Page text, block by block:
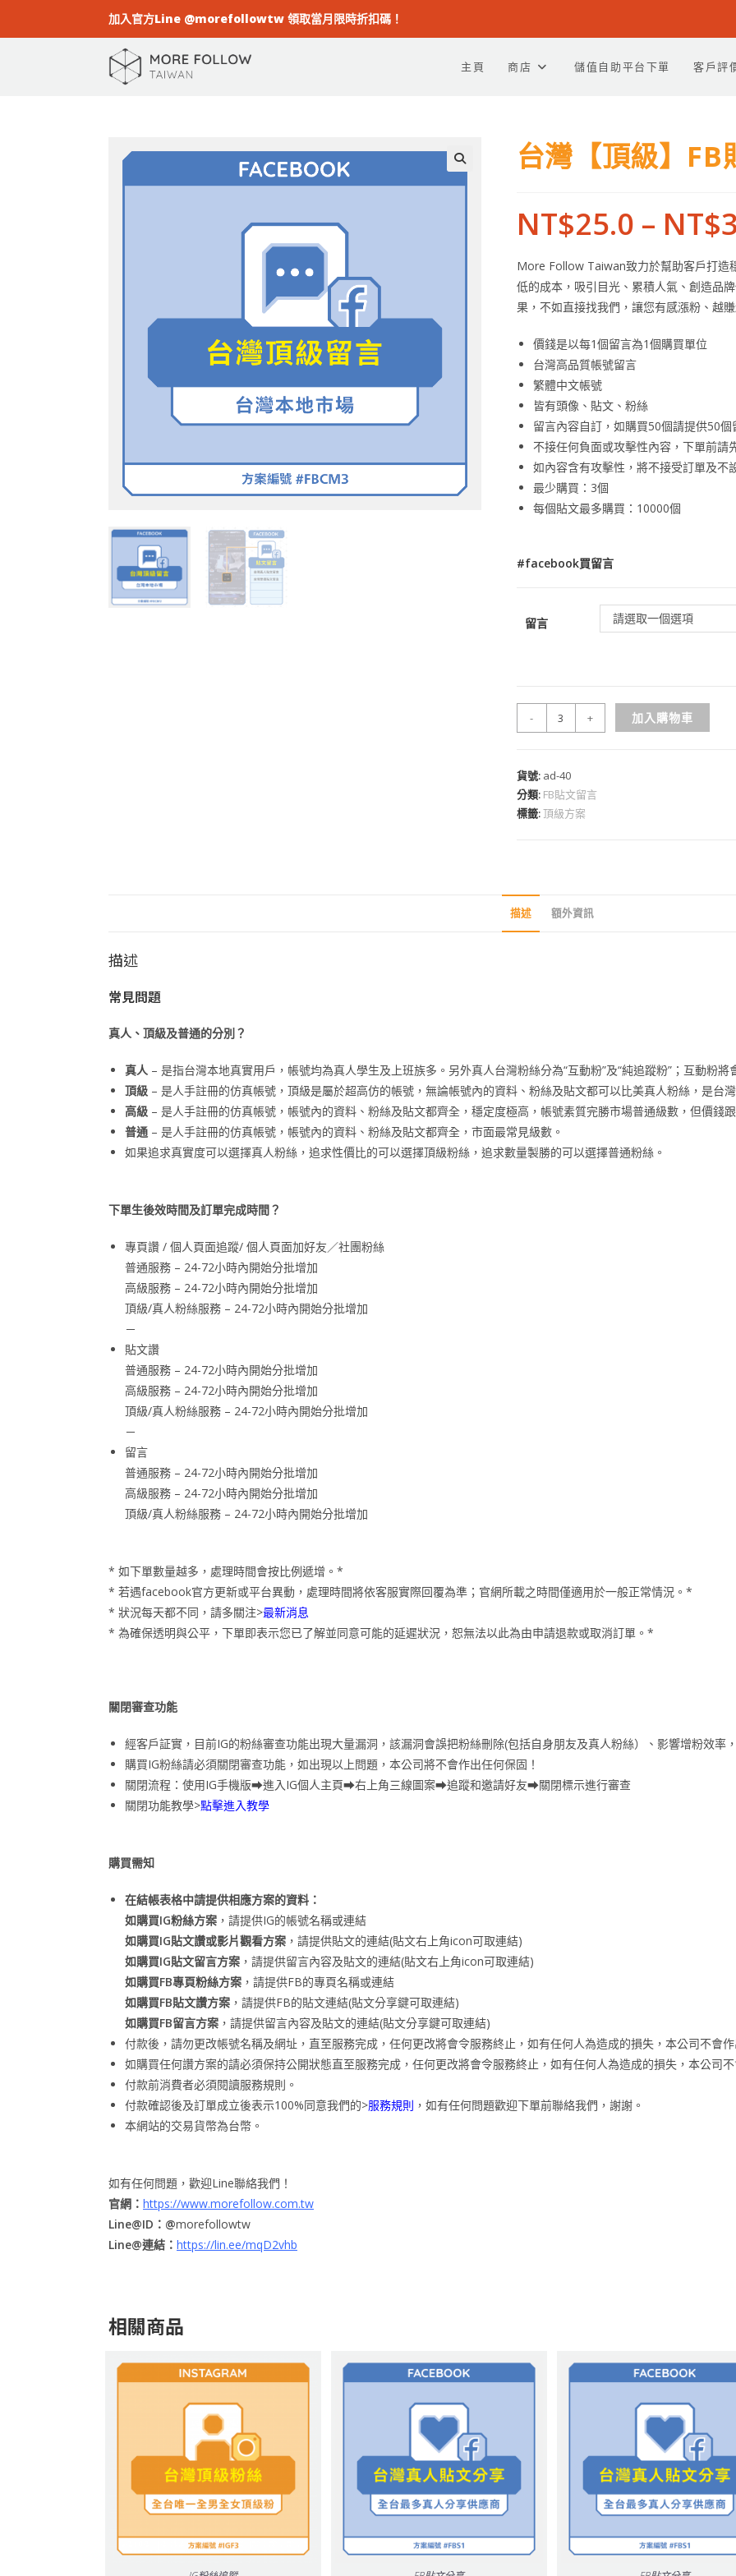
加入官方Line @morefollowtw 領取當月限時折扣碼！
主頁 商店 儲值自助平台下單 客戶評
台灣【頂級】FB
NT$25.0 – NT$
More Follow Taiwan致力於幫助客戶打造
低的成本，吸引目光、累積人氣、創造品
果，不如直接找我們，讓您有感漲粉、越賺
價錢是以每1個留言為1個購買單位
台灣高品質帳號留言
繁體中文帳號
皆有頭像、貼文、粉絲
留言內容自訂，如購買50個請提供50個
不接任何負面或攻擊性內容，下單前請
如內容含有攻擊性，將不接受訂單及不
最少購買：3個
每個貼文最多購買：10000個
#facebook買留言
留言 請選取一個選項
- + 加入購物車
貨號: ad-40
分類: FB貼文留言
標籤:頂級方案
描述 額外資訊
描述
常見問題
真人、頂級及普通的分別？
真人 – 是指台灣本地真實用戶，帳號均為真人學生及上班族多。另外真人台灣粉絲分為“互動粉”及“純追蹤粉”；互動粉將
頂級 – 是人手註冊的仿真帳號，頂級是屬於超高仿的帳號，無論帳號內的資料、粉絲及貼文都可以比美真人粉絲，是台
高級 – 是人手註冊的仿真帳號，帳號內的資料、粉絲及貼文都齊全，穩定度極高，帳號素質完勝市場普通級數，但價錢
普通 – 是人手註冊的仿真帳號，帳號內的資料、粉絲及貼文都齊全，市面最常見級數。
如果追求真實度可以選擇真人粉絲，追求性價比的可以選擇頂級粉絲，追求數量製勝的可以選擇普通粉絲。
下單生後效時間及訂單完成時間？
專頁讚 / 個人頁面追蹤/ 個人頁面加好友／社團粉絲
普通服務 – 24-72小時內開始分批增加
高級服務 – 24-72小時內開始分批增加
頂級/真人粉絲服務 – 24-72小時內開始分批增加
－
貼文讚
普通服務 – 24-72小時內開始分批增加
高級服務 – 24-72小時內開始分批增加
頂級/真人粉絲服務 – 24-72小時內開始分批增加
－
留言
普通服務 – 24-72小時內開始分批增加
高級服務 – 24-72小時內開始分批增加
頂級/真人粉絲服務 – 24-72小時內開始分批增加
* 如下單數量越多，處理時間會按比例遞增。*
* 若遇facebook官方更新或平台異動，處理時間將依客服實際回覆為準；官網所載之時間僅適用於一般正常情況。*
* 狀況每天都不同，請多關注>最新消息
* 為確保透明與公平，下單即表示您已了解並同意可能的延遲狀況，恕無法以此為由申請退款或取消訂單。*
關閉審查功能
經客戶証實，目前IG的粉絲審查功能出現大量漏洞，該漏洞會誤把粉絲刪除(包括自身朋友及真人粉絲）、影響增粉效率
購買IG粉絲請必須關閉審查功能，如出現以上問題，本公司將不會作出任何保固！
關閉流程：使用IG手機版⮕進入IG個人主頁⮕右上角三線圖案⮕追蹤和邀請好友⮕關閉標示進行審查
關閉功能教學>點擊進入教學
購買需知
在結帳表格中請提供相應方案的資料：
如購買IG粉絲方案 ，請提供IG的帳號名稱或連結
如購買IG貼文讚或影片觀看方案 ，請提供貼文的連結(貼文右上角icon可取連結)
如購買IG貼文留言方案 ，請提供留言內容及貼文的連結(貼文右上角icon可取連結)
如購買FB專頁粉絲方案 ，請提供FB的專頁名稱或連結
如購買FB貼文讚方案 ，請提供FB的貼文連結(貼文分享鍵可取連結)
如購買FB留言方案 ，請提供留言內容及貼文的連結(貼文分享鍵可取連結)
付款後，請勿更改帳號名稱及網址，直至服務完成，任何更改將會令服務終止，如有任何人為造成的損失，本公司不會作
如購買任何讚方案的請必須保持公開狀態直至服務完成，任何更改將會令服務終止，如有任何人為造成的損失，本公司不
付款前消費者必須閱讀服務規則。
付款確認後及訂單成立後表示100%同意我們的>服務規則 ，如有任何問題歡迎下單前聯絡我們，謝謝。
本網站的交易貨幣為台幣。
如有任何問題，歡迎Line聯絡我們！
官網： https://www.morefollow.com.tw
Line@ID：@morefollowtw
Line@連結： https://lin.ee/mqD2vhb
相關商品